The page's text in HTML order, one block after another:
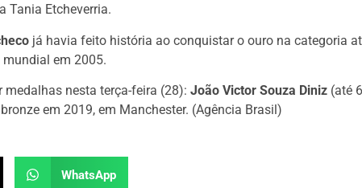
Tania Etcheverria.
já havia feito história ao conquistar o ouro na categoria
mundial em 2005.
nesta terça-feira (28): João Victor Souza Diniz (até
em 2019, em Manchester. (Agência Brasil)
WhatsApp